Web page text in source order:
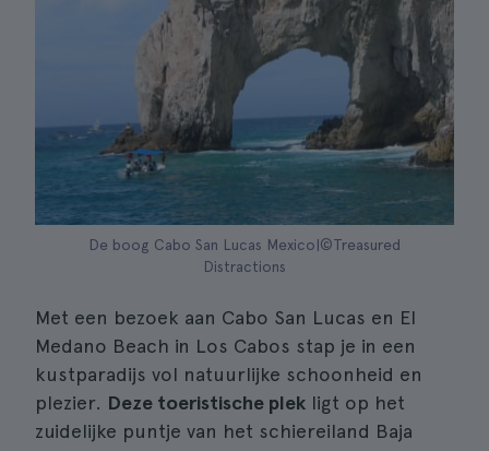
De boog Cabo San Lucas Mexico|©Treasured
Distractions
Met een bezoek aan Cabo San Lucas en El
Medano Beach in Los Cabos stap je in een
kustparadijs vol natuurlijke schoonheid en
plezier. Deze toeristische plek ligt op het
zuidelijke puntje van het schiereiland Baja